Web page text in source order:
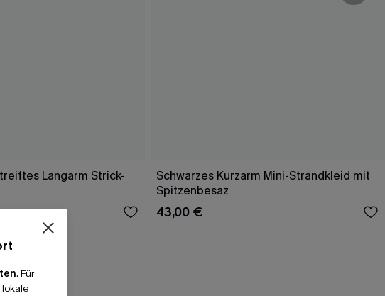
Langarm Strick-
Schwarzes Kurzarm Mini-Strandkleid mit
Spitzenbesaz
43,00 €
. Für